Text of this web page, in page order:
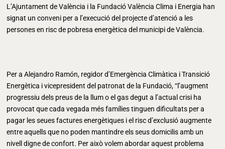
L’Ajuntament de València i la Fundació València Clima i Energia han
signat un conveni per a l’execució del projecte d’atenció a les
persones en risc de pobresa energètica del municipi de València.
Per a Alejandro Ramón, regidor d’Emergència Climàtica i Transició
Energètica i vicepresident del patronat de la Fundació, “l’augment
progressiu dels preus de la llum o el gas degut a l’actual crisi ha
provocat que cada vegada més famílies tinguen dificultats per a
pagar les seues factures energètiques i el risc d’exclusió augmente
entre aquells que no poden mantindre els seus domicilis amb un
nivell digne de confort. Per això volem abordar aquest problema